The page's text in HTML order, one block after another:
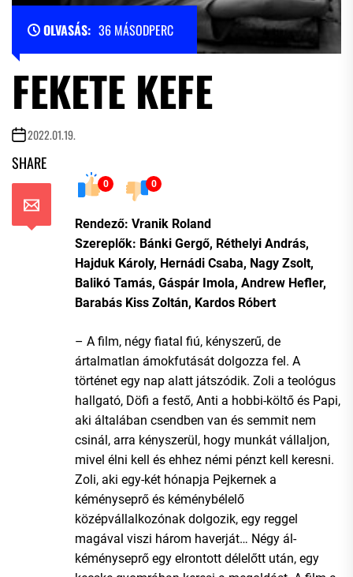
OLVASÁS: 36 MÁSODPERC
FEKETE KEFE
2022.01.19.
SHARE
0 0
Rendező: Vranik Roland
Szereplők: Bánki Gergő, Réthelyi András,
Hajduk Károly, Hernádi Csaba, Nagy Zsolt,
Balikó Tamás, Gáspár Imola, Andrew Hefler,
Barabás Kiss Zoltán, Kardos Róbert
– A film, négy fiatal fiú, kényszerű, de
ártalmatlan ámokfutását dolgozza fel. A
történet egy nap alatt játszódik. Zoli a teológus
hallgató, Döfi a festő, Anti a hobbi-költő és Papi,
aki általában csendben van és semmit nem
csinál, arra kényszerül, hogy munkát vállaljon,
mivel élni kell és ehhez némi pénzt kell keresni.
Zoli, aki egy-két hónapja Pejkernek a
kéményseprő és kéménybélelő
középvállalkozónak dolgozik, egy reggel
magával viszi három haverját… Négy ál-
kéményseprő egy elrontott délelőtt után, egy